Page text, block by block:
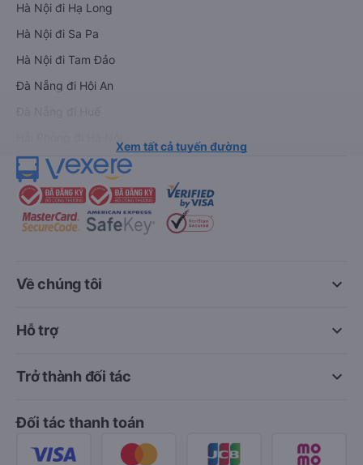
Hà Nội đi Hạ Long
Hà Nội đi Sa Pa
Hà Nội đi Tam Đảo
Đà Nẵng đi Hội An
Xem tất cả tuyến đường
keyboard_arrow_down
Về chúng tôi
keyboard_arrow_down
Hỗ trợ
keyboard_arrow_down
Trở thành đối tác
Đối tác thanh toán